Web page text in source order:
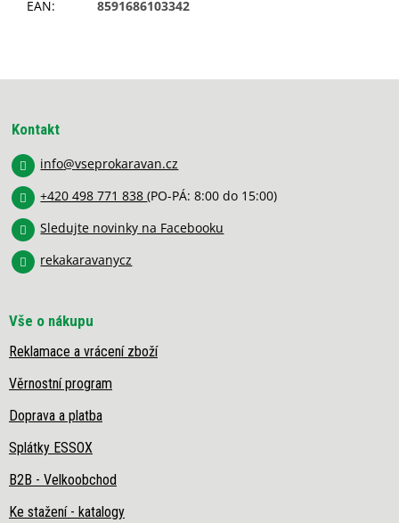
EAN: 8591686103342
Kontakt
info@vseprokaravan.cz
+420 498 771 838(PO-PÁ: 8:00 do 15:00)
Sledujte novinky na Facebooku
rekakaravanycz
Vše o nákupu
Reklamace a vrácení zboží
Věrnostní program
Doprava a platba
Splátky ESSOX
B2B - Velkoobchod
Ke stažení - katalogy